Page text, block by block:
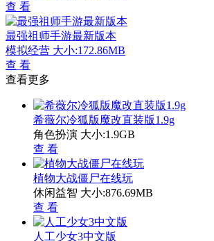
查 看
最强祖师手游最新版本
模拟经营 大小:172.86MB
查 看
查看更多
希薇尔冷狐版魔改直装版1.9g
角色扮演 大小:1.9GB
查 看
植物大战僵尸在线玩
休闲益智 大小:876.69MB
查 看
人工少女3中文版